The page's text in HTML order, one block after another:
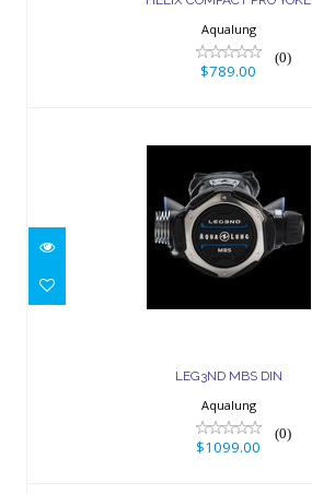
Aqualung
(0)
$789.00
LEG3ND MBS DIN
$1099.00
LEG3ND MBS DIN
Aqualung
(0)
$1099.00